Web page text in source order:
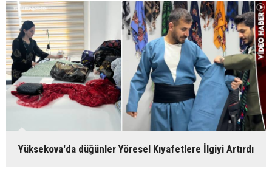
Yüksekova'da düğünler Yöresel Kıyafetlere İlgiyi Artırdı